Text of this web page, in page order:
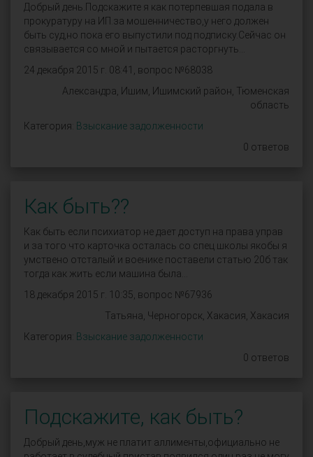
Добрый день.Подскажите я как потерпевшая подала в
прокуратуру на ИП.за мошенничество,у него должен
быть суд,но пока его выпустили под подписку.Сейчас он
связывается со мной и пытается расторгнуть...
24 декабря 2015 г. 08:41, вопрос №68038
Александра, Ишим, Ишимский район, Тюменская
область
Категория: Взыскание задолженности
0 ответов
Как быть??
Как быть если психиатор не дает доступ на права управ
и за того что карточка осталась со спец школы якобы я
умствено отсталый и военике поставели статью 20б так
тогда как жить если машина была...
18 декабря 2015 г. 10:35, вопрос №67936
Татьяна, Черногорск, Хакасия, Хакасия
Категория: Взыскание задолженности
0 ответов
Подскажите, как быть?
Добрый день,муж не платит аллименты,официально не